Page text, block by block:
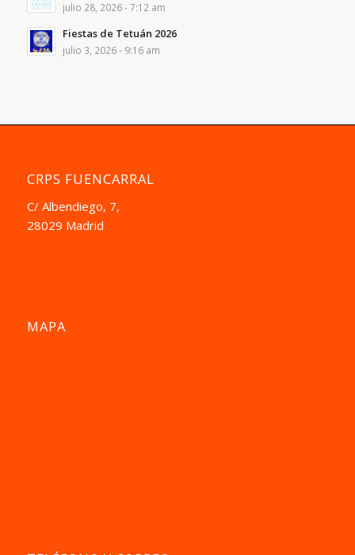
julio 28, 2026 - 7:12 am
Fiestas de Tetuán 2026
julio 3, 2026 - 9:16 am
CRPS FUENCARRAL
C/ Albendiego, 7,
28029 Madrid
MAPA